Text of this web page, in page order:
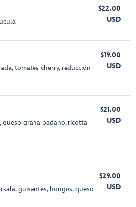
$22.00
USD
tomates cherry, reducción
$19.00
USD
queso grana padano, ricotta
$21.00
USD
guisantes, hongos, queso
$29.00
USD